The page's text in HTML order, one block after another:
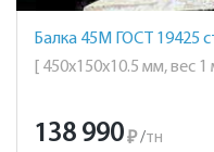
Балка 45М ГОСТ 19425
[ 450х150х10.5 мм, вес 1
138 990₽ /тн